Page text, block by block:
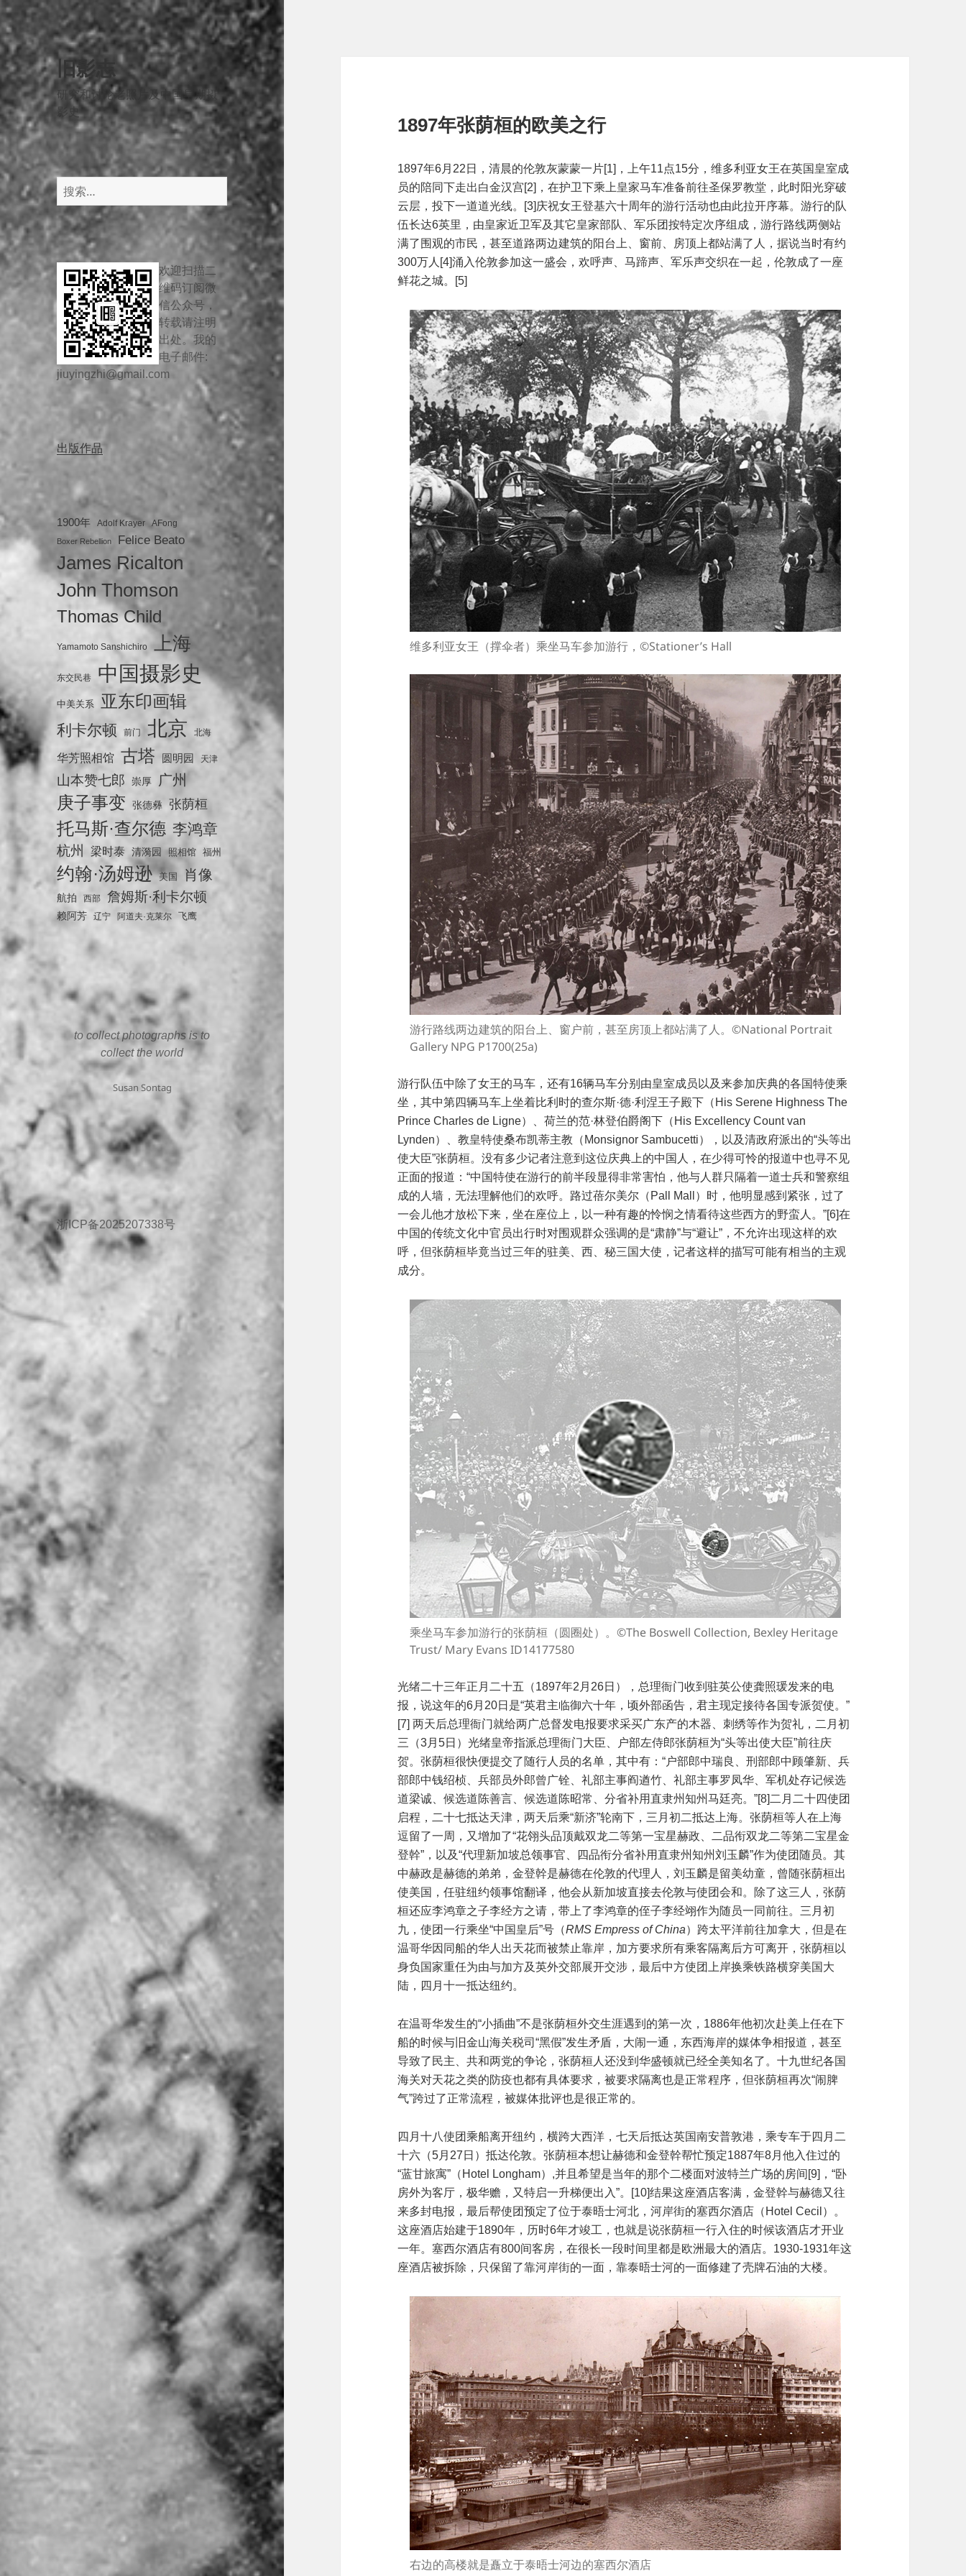
旧影志
研究和讨论老照片及中国早期摄
影史
搜
欢迎扫描二
维码订阅微
信公众号，
转载请注明
出处。我的
电子邮件:
jiuyingzhi@gmail.com
出版作品
1900年 Adolf Krayer AFong
Boxer Rebellion Felice Beato
James Ricalton
John Thomson
Thomas Child
Yamamoto Sanshichiro 上海
东交民巷 中国摄影史
中美关系 亚东印画辑
利卡尔顿 前门 北京 北海
华芳照相馆 古塔 圆明园 天津
山本赞七郎 崇厚 广州
庚子事变 张德彝 张荫桓
托马斯·查尔德 李鸿章
杭州 梁时泰 清漪园 照相馆 福州
约翰·汤姆逊 美国 肖像
航拍 西部 詹姆斯·利卡尔顿
赖阿芳 辽宁 阿道夫·克莱尔 飞鹰
to collect photographs is to
collect the world
Susan Sontag
浙ICP备2025207338号
1897年张荫桓的欧美之行
1897年6月22日，清晨的伦敦灰蒙蒙一片[1]，上午11点15分，维多利亚女王在英国皇室成
员的陪同下走出白金汉宫[2]，在护卫下乘上皇家马车准备前往圣保罗教堂，此时阳光穿破
云层，投下一道道光线。[3]庆祝女王登基六十周年的游行活动也由此拉开序幕。游行的队
伍长达6英里，由皇家近卫军及其它皇家部队、军乐团按特定次序组成，游行路线两侧站
满了围观的市民，甚至道路两边建筑的阳台上、窗前、房顶上都站满了人，据说当时有约
300万人[4]涌入伦敦参加这一盛会，欢呼声、马蹄声、军乐声交织在一起，伦敦成了一座
鲜花之城。[5]
维多利亚女王（撑伞者）乘坐马车参加游行，©️Stationer’s Hall
游行路线两边建筑的阳台上、窗户前，甚至房顶上都站满了人。©️National Portrait
Gallery NPG P1700(25a)
游行队伍中除了女王的马车，还有16辆马车分别由皇室成员以及来参加庆典的各国特使乘
坐，其中第四辆马车上坐着比利时的查尔斯·德·利涅王子殿下（His Serene Highness The
Prince Charles de Ligne）、荷兰的范·林登伯爵阁下（His Excellency Count van
Lynden）、教皇特使桑布凯蒂主教（Monsignor Sambucetti），以及清政府派出的“头等出
使大臣”张荫桓。没有多少记者注意到这位庆典上的中国人，在少得可怜的报道中也寻不见
正面的报道：“中国特使在游行的前半段显得非常害怕，他与人群只隔着一道士兵和警察组
成的人墙，无法理解他们的欢呼。路过蓓尔美尔（Pall Mall）时，他明显感到紧张，过了
一会儿他才放松下来，坐在座位上，以一种有趣的怜悯之情看待这些西方的野蛮人。”[6]在
中国的传统文化中官员出行时对围观群众强调的是“肃静”与“避让”，不允许出现这样的欢
呼，但张荫桓毕竟当过三年的驻美、西、秘三国大使，记者这样的描写可能有相当的主观
成分。
乘坐马车参加游行的张荫桓（圆圈处）。©️The Boswell Collection, Bexley Heritage
Trust/ Mary Evans ID14177580
光绪二十三年正月二十五（1897年2月26日），总理衙门收到驻英公使龚照瑗发来的电
报，说这年的6月20日是“英君主临御六十年，顷外部函告，君主现定接待各国专派贺使。”
[7] 两天后总理衙门就给两广总督发电报要求采买广东产的木器、刺绣等作为贺礼，二月初
三（3月5日）光绪皇帝指派总理衙门大臣、户部左侍郎张荫桓为“头等出使大臣”前往庆
贺。张荫桓很快便提交了随行人员的名单，其中有：“户部郎中瑞良、刑部郎中顾肇新、兵
部郎中钱绍桢、兵部员外郎曾广铨、礼部主事阎遒竹、礼部主事罗凤华、军机处存记候选
道梁诚、候选道陈善言、候选道陈昭常、分省补用直隶州知州马廷亮。”[8]二月二十四使团
启程，二十七抵达天津，两天后乘“新济”轮南下，三月初二抵达上海。张荫桓等人在上海
逗留了一周，又增加了“花翎头品顶戴双龙二等第一宝星赫政、二品衔双龙二等第二宝星金
登幹”，以及“代理新加坡总领事官、四品衔分省补用直隶州知州刘玉麟”作为使团随员。其
中赫政是赫德的弟弟，金登幹是赫德在伦敦的代理人，刘玉麟是留美幼童，曾随张荫桓出
使美国，任驻纽约领事馆翻译，他会从新加坡直接去伦敦与使团会和。除了这三人，张荫
桓还应李鸿章之子李经方之请，带上了李鸿章的侄子李经翊作为随员一同前往。三月初
九，使团一行乘坐“中国皇后”号（RMS Empress of China）跨太平洋前往加拿大，但是在
温哥华因同船的华人出天花而被禁止靠岸，加方要求所有乘客隔离后方可离开，张荫桓以
身负国家重任为由与加方及英外交部展开交涉，最后中方使团上岸换乘铁路横穿美国大
陆，四月十一抵达纽约。
在温哥华发生的“小插曲”不是张荫桓外交生涯遇到的第一次，1886年他初次赴美上任在下
船的时候与旧金山海关税司“黑假”发生矛盾，大闹一通，东西海岸的媒体争相报道，甚至
导致了民主、共和两党的争论，张荫桓人还没到华盛顿就已经全美知名了。十九世纪各国
海关对天花之类的防疫也都有具体要求，被要求隔离也是正常程序，但张荫桓再次“闹脾
气”跨过了正常流程，被媒体批评也是很正常的。
四月十八使团乘船离开纽约，横跨大西洋，七天后抵达英国南安普敦港，乘专车于四月二
十六（5月27日）抵达伦敦。张荫桓本想让赫德和金登幹帮忙预定1887年8月他入住过的
“蓝甘旅寓”（Hotel Longham）,并且希望是当年的那个二楼面对波特兰广场的房间[9]，“卧
房外为客厅，极华赡，又特启一升梯便出入”。[10]结果这座酒店客满，金登幹与赫德又往
来多封电报，最后帮使团预定了位于泰晤士河北，河岸街的塞西尔酒店（Hotel Cecil）。
这座酒店始建于1890年，历时6年才竣工，也就是说张荫桓一行入住的时候该酒店才开业
一年。塞西尔酒店有800间客房，在很长一段时间里都是欧洲最大的酒店。1930-1931年这
座酒店被拆除，只保留了靠河岸街的一面，靠泰晤士河的一面修建了壳牌石油的大楼。
右边的高楼就是矗立于泰晤士河边的塞西尔酒店